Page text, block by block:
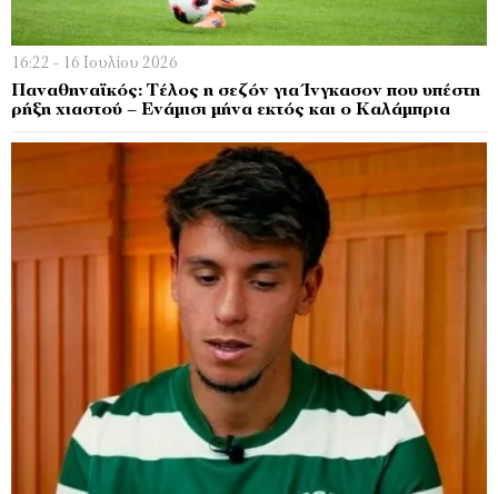
16:22 - 16 Ιουλίου 2026
Παναθηναϊκός: Τέλος η σεζόν για Ίνγκασον που υπέστη
ρήξη χιαστού – Ενάμισι μήνα εκτός και ο Καλάμπρια